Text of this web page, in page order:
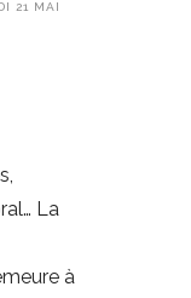
21 MAI
La
à